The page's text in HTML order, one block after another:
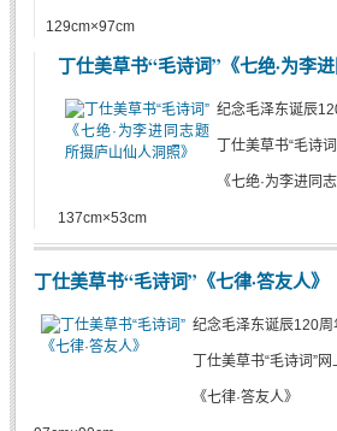
129cm×97cm
丁仕美草书“毛诗词”《七绝·为李
纪念毛泽东诞辰
丁仕美草书“毛诗
《七绝·为李进同
137cm×53cm
丁仕美草书“毛诗词”《七律·答友人》
纪念毛泽东诞辰120周
丁仕美草书“毛诗词”
《七律·答友人》